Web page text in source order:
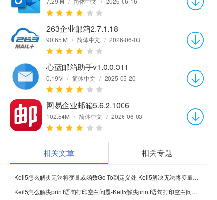
263企业邮箱2.7.1.18
90.65 M / 简体中文 / 2026-06-03
心蓝邮箱助手v1.0.0.311
0.19M / 简体中文 / 2025-05-20
网易企业邮箱5.6.2.1006
102.54M / 简体中文 / 2026-06-03
相关文章 相关专题
Keil5怎么解决无法将变量或函数Go To到定义处-Keil5解决无法将变量或函数Go To到定义处的方法
Keil5怎么解决printf语句打印空白问题-Keil5解决printf语句打印空白问题的方法